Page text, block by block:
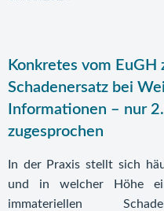
Konkretes vom
Schadenersatz bei
Informationen – nur
zugesprochen
In der Praxis stellt sich
und in welcher Höhe
immateriellen